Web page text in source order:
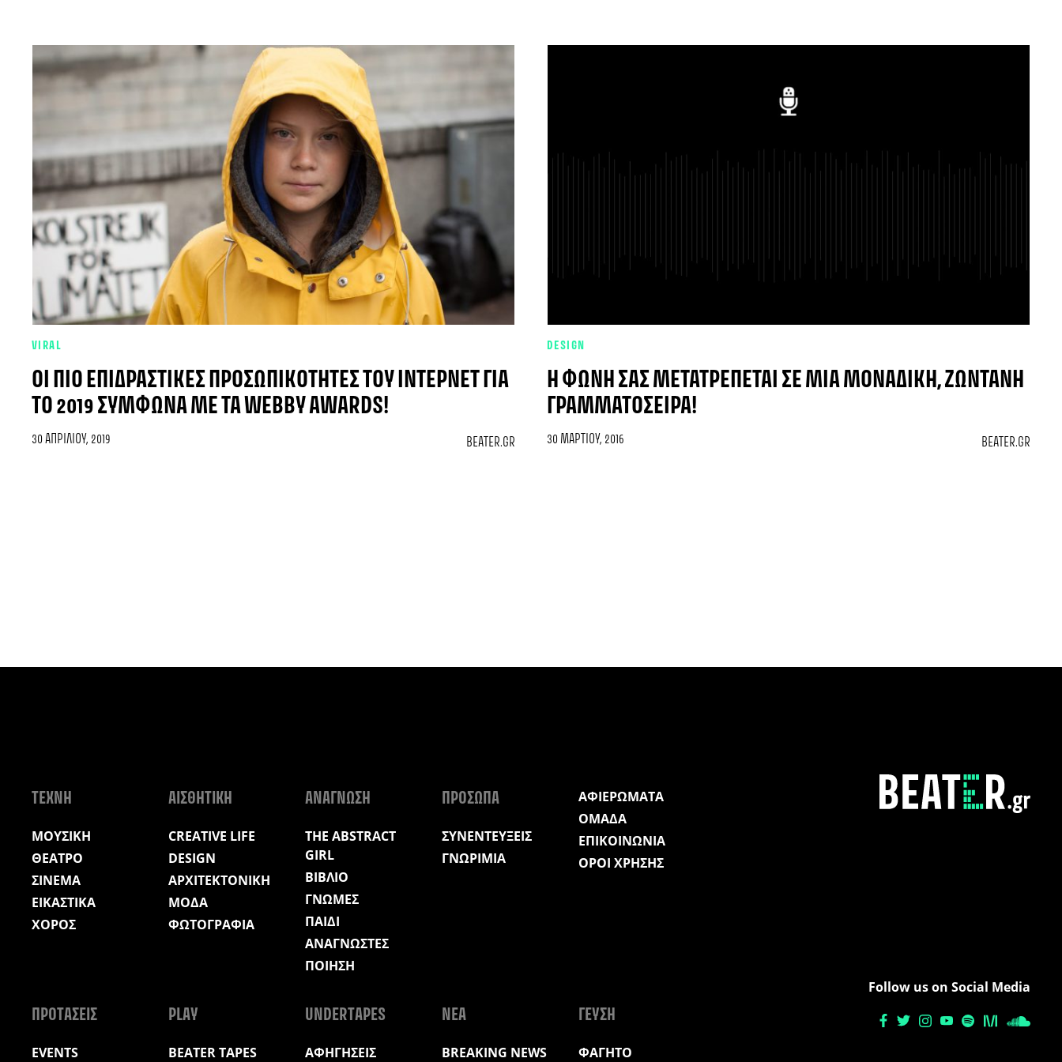
VIRAL
ΟΙ ΠΙΟ ΕΠΙΔΡΑΣΤΙΚΈΣ ΠΡΟΣΩΠΙΚΌΤΗΤΕΣ ΤΟΥ ΊΝΤΕΡΝΕΤ ΓΙΑ
ΤΟ 2019 ΣΎΜΦΩΝΑ ΜΕ ΤΑ WEBBY AWARDS!
30 ΑΠΡΙΛΊΟΥ, 2019 BEATER.GR
DESIGN
Η ΦΩΝΉ ΣΑΣ ΜΕΤΑΤΡΈΠΕΤΑΙ ΣΕ ΜΙΑ ΜΟΝΑΔΙΚΉ, ΖΩΝΤΑΝΉ
ΓΡΑΜΜΑΤΟΣΕΙΡΆ!
30 ΜΑΡΤΊΟΥ, 2016 BEATER.GR
ΤΕΧΝΗ
ΜΟΥΣΙΚΗ
ΘΕΑΤΡΟ
ΣΙΝΕΜΑ
ΕΙΚΑΣΤΙΚΑ
ΧΟΡΟΣ
ΑΙΣΘΗΤΙΚΗ
CREATIVE LIFE
DESIGN
ΑΡΧΙΤΕΚΤΟΝΙΚΗ
ΜΟΔΑ
ΦΩΤΟΓΡΑΦΙΑ
ΑΝΑΓΝΩΣΗ
THE ABSTRACT
GIRL
ΒΙΒΛΙΟ
ΓΝΩΜΕΣ
ΠΑΙΔΙ
ΑΝΑΓΝΩΣΤΕΣ
ΠΟΙΗΣΗ
ΠΡΟΣΩΠΑ
ΣΥΝΕΝΤΕΥΞΕΙΣ
ΓΝΩΡΙΜΙΑ
ΑΦΙΕΡΩΜΑΤΑ
ΟΜΑΔΑ
ΕΠΙΚΟΙΝΩΝΙΑ
ΟΡΟΙ ΧΡΗΣΗΣ
ΠΡΟΤΑΣΕΙΣ
EVENTS
PLAY
BEATER TAPES
UNDERTAPES
ΑΦΗΓΗΣΕΙΣ
ΝΕΑ
BREAKING NEWS
ΓΕΥΣΗ
ΦΑΓΗΤΟ
Follow us on Social Media